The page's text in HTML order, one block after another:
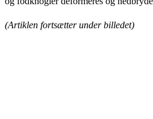
(Artiklen fortsætter under billedet)